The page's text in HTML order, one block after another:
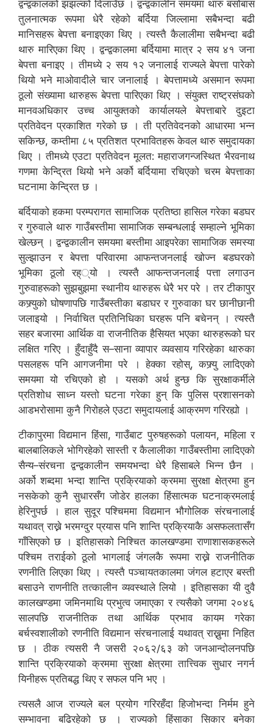
द्वन्द्वकालको झझल्को दिलाउँछ । द्वन्द्वकालीन समयमा थारु बसोबास
तुलनात्मक रूपमा धेरै रहेको बर्दिया जिल्लामा सबैभन्दा बढी
मानिसहरू बेपत्ता बनाइएका थिए । त्यस्तै कैलालीमा सबैभन्दा बढी
थारु मारिएका थिए । द्वन्द्वकालमा बर्दियामा मात्र २ सय ४१ जना
बेपत्ता बनाइए । तीमध्ये २ सय १२ जनालाई राज्यले बेपत्ता पारेको
थियो भने माओवादीले चार जनालाई । बेपत्तामध्ये असमान रूपमा
ठूलो संख्यामा थारुहरू बेपत्ता पारिएका थिए । संयुक्त राष्ट्रसंघको
मानवअधिकार उच्च आयुक्तको कार्यालयले बेपत्ताबारे दुइटा
प्रतिवेदन प्रकाशित गरेको छ । ती प्रतिवेदनको आधारमा भन्न
सकिन्छ, कम्तीमा ८५ प्रतिशत प्रभावितहरू केवल थारु समुदायका
थिए । तीमध्ये एउटा प्रतिवेदन मूलत: महाराजगन्जस्थित भैरवनाथ
गणमा केन्द्रित थियो भने अर्को बर्दियामा रचिएको चरम बेपत्ताका
घटनामा केन्द्रित छ ।
बर्दियाको हकमा परम्परागत सामाजिक प्रतिष्ठा हासिल गरेका बडघर
र गुरुवाले थारु गाउँबस्तीमा सामाजिक सम्बन्धलाई सम्हाल्ने भूमिका
खेल्छन् । द्वन्द्वकालीन समयमा बस्तीमा आइपरेका सामाजिक समस्या
सुल्झाउन र बेपत्ता परिवारमा आफन्तजनलाई खोज्न बडघरको
भूमिका ठूलो रह््यो । त्यस्तै आफन्तजनलाई पत्ता लगाउन
गुरुवाहरूको सुझबुझमा स्थानीय थारुहरू धेरै भर परे । तर टीकापुर
कफ्र्युको घोषणापछि गाउँबस्तीका बडाघर र गुरुवाका घर छानीछानी
जलाइयो । निर्वाचित प्रतिनिधिका घरहरू पनि बचेनन् । त्यस्तै
सहर बजारमा आर्थिक वा राजनीतिक हैसियत भएका थारुहरूको घर
लक्षित गरिए । हुँदाहुँदै स–साना व्यापार व्यवसाय गरिरहेका थारुका
पसलहरू पनि आगजनीमा परे । हेक्का रहोस्, कफ्र्यु लादिएको
समयमा यो रचिएको हो । यसको अर्थ हुन्छ कि सुरक्षाकर्मीले
प्रतिशोध साध्न यस्तो घटना गरेका हुन् कि पुलिस प्रशासनको
आडभरोसामा कुनै गिरोहले एउटा समुदायलाई आक्रमण गरिरह्यो ।
टीकापुरमा विद्यमान हिंसा, गाउँबाट पुरुषहरूको पलायन, महिला र
बालबालिकले भोगिरहेको सास्ती र कैलालीका गाउँबस्तीमा लादिएको
सैन्य–संरचना द्वन्द्वकालीन समयभन्दा धेरै हिसाबले भिन्न छैन ।
अर्को शब्दमा भन्दा शान्ति प्रक्रियाको क्रममा सुरक्षा क्षेत्रमा हुन
नसकेको कुनै सुधारसँग जोडेर हालका हिंसात्मक घटनाक्रमलाई
हेरिनुपर्छ । हाल सुदूर पश्चिममा विद्यमान भौगोलिक संरचनालाई
यथावत् राख्ने भरमग्दुर प्रयास पनि शान्ति प्रक्रियाकै असफलतासँग
गाँसिएको छ । इतिहासको निश्चित कालखण्डमा राणाशासकहरूले
पश्चिम तराईको ठूलो भागलाई जंगलकै रूपमा राख्ने राजनीतिक
रणनीति लिएका थिए । त्यस्तै पञ्चायतकालमा जंगल हटाएर बस्ती
बसाउने राणनीति तत्कालीन व्यवस्थाले लियो । इतिहासका यी दुवै
कालखण्डमा जमिनमाथि प्रभुत्व जमाएका र त्यसैको जगमा २०४६
सालपछि राजनीतिक तथा आर्थिक प्रभाव कायम गरेका
बर्चस्वशालीको रणनीति विद्यमान संरचनालाई यथावत् राख्नुमा निहित
छ । ठीक त्यसरी नै जसरी २०६२/६३ को जनआन्दोलनपछि
शान्ति प्रक्रियाको क्रममा सुरक्षा क्षेत्रमा तात्त्विक सुधार नगर्न
यिनीहरू प्रतिबद्ध थिए र सफल पनि भए ।
त्यसलै आज राज्यले बल प्रयोग गरिरहँदा हिजोभन्दा निर्मम हुने
सम्भावना बढिरहेको छ । राज्यको हिंसाका सिकार बनेका